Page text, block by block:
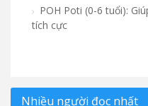
POH Poti (0-6 tuổi):
tích cực
Nhiều người đọc nhất